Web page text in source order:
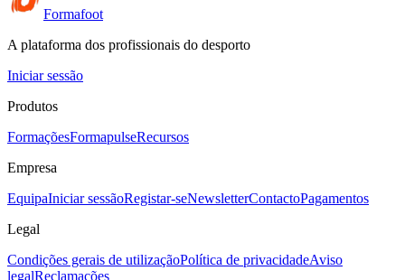
Formafoot
A plataforma dos profissionais do desporto
Iniciar sessão
Produtos
FormaçõesFormapulseRecursos
Empresa
EquipaIniciar sessãoRegistar-seNewsletterContactoPagamentos
Legal
Condições gerais de utilizaçãoPolítica de privacidadeAviso
legalReclamações